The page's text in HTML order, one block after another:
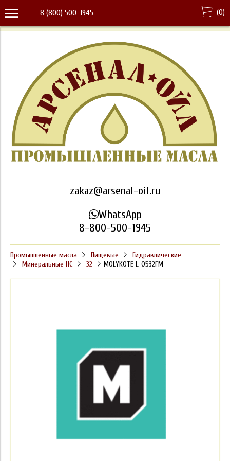
8 (800) 500-1945 (0)
zakaz@arsenal-oil.ru
WhatsApp
8-800-500-1945
Промышленные масла Пищевые
Гидравлические
Минеральные HC
32 MOLYKOTE L-0532FM